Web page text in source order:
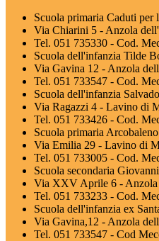
Scuola primaria Caduti per
Via Chiarini 5 - Anzola
Tel. 051 735330 - Cod.
Scuola dell'infanzia Tilde
Via Gavina 12 - Anzola
Tel. 051 733547 - Cod.
Scuola dell'infanzia
Via Ragazzi 4 - Lavino di
Tel. 051 733426 - Cod.
Scuola primaria Arcobaleno
Via Emilia 29 - Lavino di
Tel. 051 733005 - Cod.
Scuola secondaria
Via XXV Aprile 6 - Anzola
Tel. 051 733233 - Cod.
Scuola dell'infanzia ex
Via Gavina,12 - Anzola
Tel. 051 733547 - Cod